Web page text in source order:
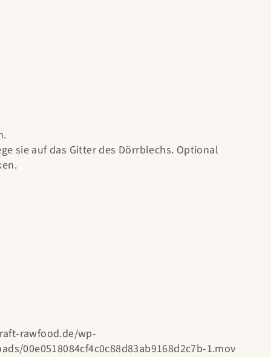
sie auf das Gitter des Dörrblechs. Optional
rawfood.de/wp-
00e0518084cf4c0c88d83ab9168d2c7b-1.mov